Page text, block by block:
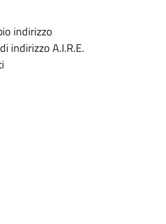
indirizzo
indirizzo A.I.R.E.